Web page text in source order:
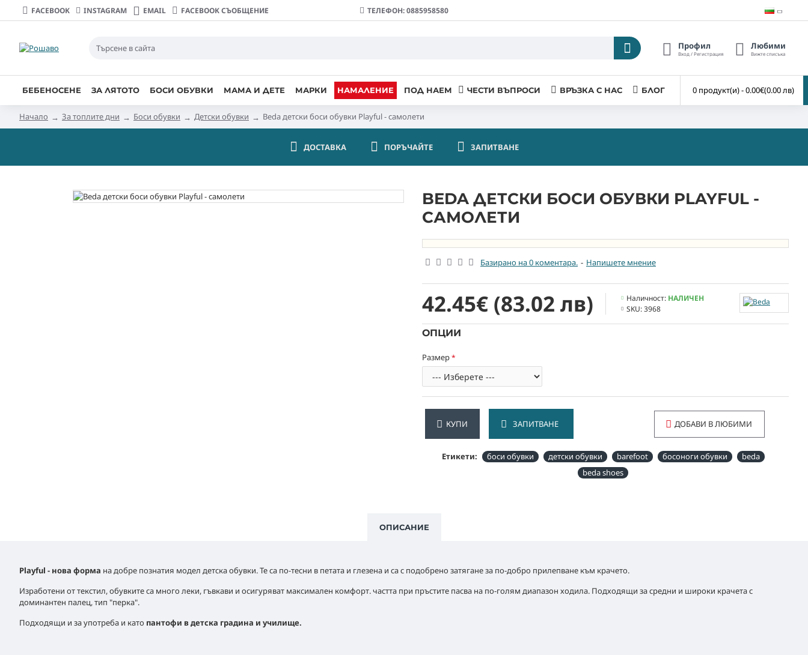
FACEBOOK INSTAGRAM EMAIL FACEBOOK СЪОБЩЕНИЕ ТЕЛЕФОН: 0885958580
Профил
Вход / Регистрация
Любими
Вижте списъка
БЕБЕНОСЕНЕ ЗА ЛЯТОТО БОСИ ОБУВКИ МАМА И ДЕТЕ МАРКИ НАМАЛЕНИЕ ПОД НАЕМ ЧЕСТИ ВЪПРОСИ ВРЪЗКА С НАС БЛОГ 0 продукт(и) - 0.00€(0.00 лв)
Начало За топлите дни Боси обувки Детски обувки Beda детски боси обувки Playful - самолети
ДОСТАВКА ПОРЪЧАЙТЕ ЗАПИТВАНE
BEDA ДЕТСКИ БОСИ ОБУВКИ PLAYFUL -
САМОЛЕТИ
Базирано на 0 коментара. - Напишете мнение
42.45€ (83.02 лв) Наличност: НАЛИЧЕН
SKU:3968
ОПЦИИ
Размер
КУПИ ЗАПИТВАНЕ ДОБАВИ В ЛЮБИМИ
Етикети: боси обувки детски обувки barefoot босоноги обувки
beda
beda shoes
ОПИСАНИЕ
Playful - нова форма на добре познатия модел детска обувки. Те са по-тесни в петата и глезена и са с подобрено затягане за по-добро прилепване към крачето.
Изработени от текстил, обувките са много леки, гъвкави и осигуряват максимален комфорт. частта при пръстите пасва на по-голям диапазон ходила. Подходящи за средни и широки крачета с
доминантен палец, тип "перка".
Подходящи и за употреба и като пантофи в детска градина и училище.